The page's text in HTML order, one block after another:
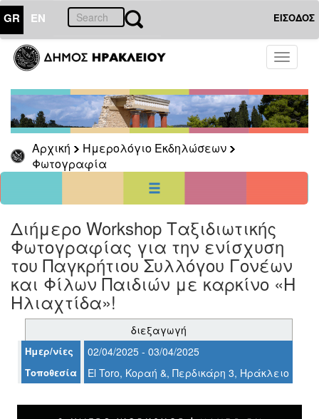
GR EN ΕΙΣΟΔΟΣ
Toggle
Αρχική
Ημερολόγιο Εκδηλώσεων
Φωτογραφία
01Απρίλιος
2025
Δευ Τρι Τετ Πεμ Παρ Σαβ
1 2 3 4
5
13
14 15 16 17 18
19
20
21 22 23 24 25
26
ΗΜΕΡΟΛΟΓΙΟ
ΕΚΔΗΛΩΣΕΩΝ
Φωτογραφία
ΤΟΠΟΣ
Διήμερο Workshop Ταξιδιωτικής
Φωτογραφίας για την ενίσχυση
του Παγκρήτιου Συλλόγου Γονέων
και Φίλων Παιδιών με καρκίνο «Η
Ηλιαχτίδα»!
διεξαγωγή
Ημερ/νίες 02/04/2025 - 03/04/2025
Τοποθεσία El Toro, Κοραή &, Περδικάρη 3, Ηράκλειο